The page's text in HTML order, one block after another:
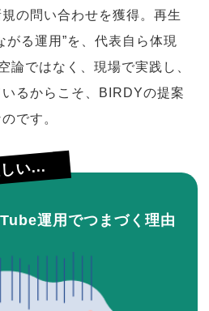
の問い合わせを獲得。再生
がる運用”を、代表自ら体現
論ではなく、現場で実践し、
るからこそ、BIRDYの提案
です。
い...
運用でつまづく理由